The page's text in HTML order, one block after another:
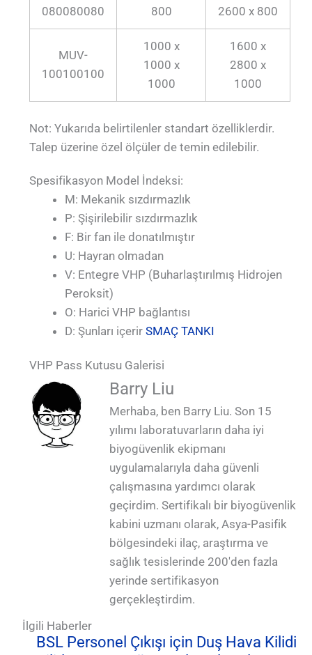
080080080
800
2600 x 800
MUV-
100100100
1000 x
1000 x
1000
1600 x
2800 x
1000
Not: Yukarıda belirtilenler standart özelliklerdir.
Talep üzerine özel ölçüler de temin edilebilir.
Spesifikasyon Model İndeksi:
M: Mekanik sızdırmazlık
P: Şişirilebilir sızdırmazlık
F: Bir fan ile donatılmıştır
U: Hayran olmadan
V: Entegre VHP (Buharlaştırılmış Hidrojen
Peroksit)
O: Harici VHP bağlantısı
D: Şunları içerirSMAÇ TANKI
VHP Pass Kutusu Galerisi
Contalı APR Kapılı Geçiş Kutusu
APR Kapılar Yapı İçi VHP_1
Geçiş Kutusu _1
Contalı Conta_1
QUALIA VHP Passbox dinamik doğrulama
kullanımı ile Gizli şişirme tüpü Pnömatik
Conta APR Door_1
QUALIA VHP Passbox dinamik doğrulama
kullanımı ile Gizli şişirme tüpü Pnömatik
Conta APR Kapı Yerinde_1
Kapı In-build VHP UV Lamba Anti-UV Cam_1
QUALIA VHP Passbox Factory_1'de
QUALIA VHP Passbox _1
Barry Liu
Merhaba, ben Barry Liu. Son 15
yılımı laboratuvarların daha iyi
biyogüvenlik ekipmanı
uygulamalarıyla daha güvenli
çalışmasına yardımcı olarak
geçirdim. Sertifikalı bir biyogüvenlik
kabini uzmanı olarak, Asya-Pasifik
bölgesindeki ilaç, araştırma ve
sağlık tesislerinde 200'den fazla
yerinde sertifikasyon
gerçekleştirdim.
İlgili Haberler
BSL Personel Çıkışı için Duş Hava Kilidi